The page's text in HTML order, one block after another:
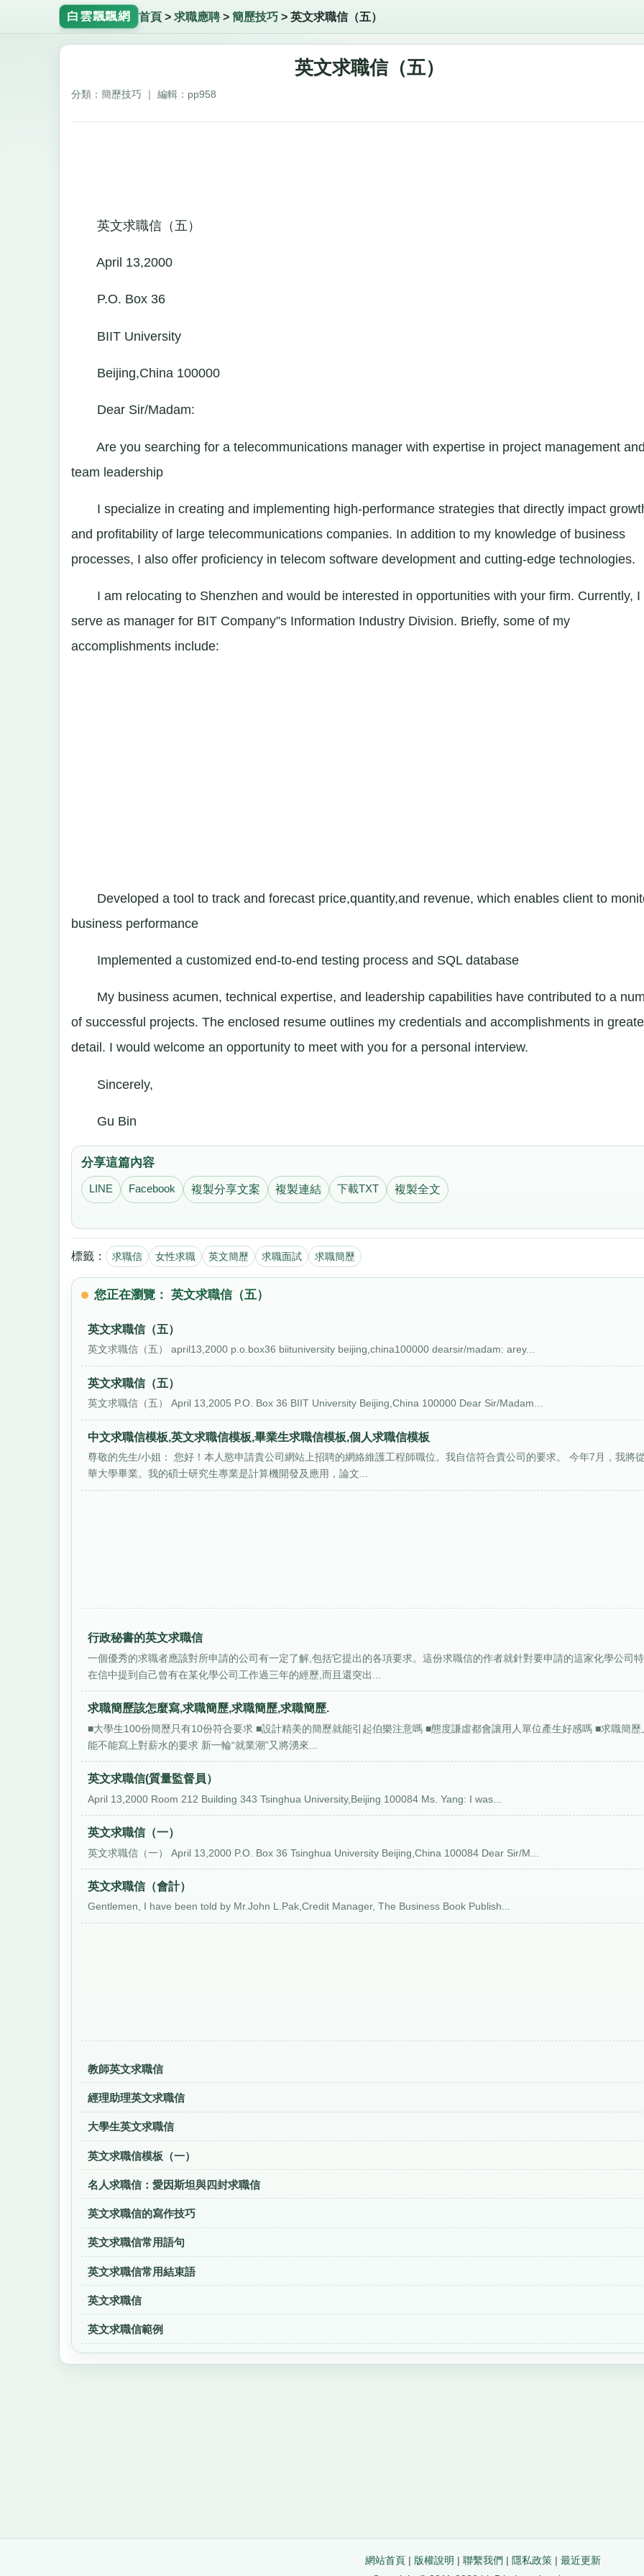
白雲飄飄網 首頁> 求職應聘> 簡歷技巧> 英文求職信（五）
英文求職信（五）
分類：簡歷技巧 ｜ 編輯：pp958
英文求職信（五）
April 13,2000
P.O. Box 36
BIIT University
Beijing,China 100000
Dear Sir/Madam:
Are you searching for a telecommunications manager with expertise in project management
team leadership
I specialize in creating and implementing high-performance strategies that directly impact
and profitability of large telecommunications companies. In addition to my knowledge of business
processes, I also offer proficiency in telecom software development and cutting-edge technologies.
I am relocating to Shenzhen and would be interested in opportunities with your firm. Currently, I
serve as manager for BIT Company”s Information Industry Division. Briefly, some of my
accomplishments include:
Developed a tool to track and forecast price,quantity,and revenue, which enables client to
business performance
Implemented a customized end-to-end testing process and SQL database
My business acumen, technical expertise, and leadership capabilities have contributed to a
of successful projects. The enclosed resume outlines my credentials and accomplishments in
detail. I would welcome an opportunity to meet with you for a personal interview.
Sincerely,
Gu Bin
分享這篇內容
LINE Facebook 複製分享文案 複製連結 下載TXT 複製全文
標籤： 求職信 女性求職 英文簡歷 求職面試 求職簡歷
您正在瀏覽： 英文求職信（五）
英文求職信（五）
英文求職信（五） april13,2000 p.o.box36 biituniversity beijing,china100000 dearsir/madam: arey...
英文求職信（五）
英文求職信（五） April 13,2005 P.O. Box 36 BIIT University Beijing,China 100000 Dear Sir/Madam...
中文求職信模板,英文求職信模板,畢業生求職信模板,個人求職信模板
尊敬的先生/小姐： 您好！本人慾申請貴公司網站上招聘的網絡維護工程師職位。我自信符合貴公司的要求。 今年7月，我將
華大學畢業。我的碩士研究生專業是計算機開發及應用，論文...
行政秘書的英文求職信
一個優秀的求職者應該對所申請的公司有一定了解,包括它提出的各項要求。這份求職信的作者就針對要申請的這家化學公司
在信中提到自己曾有在某化學公司工作過三年的經歷,而且還突出...
求職簡歷該怎麼寫,求職簡歷,求職簡歷,求職簡歷.
■大學生100份簡歷只有10份符合要求 ■設計精美的簡歷就能引起伯樂注意嗎 ■態度謙虛都會讓用人單位產生好感嗎 ■求職簡歷
能不能寫上對薪水的要求 新一輪“就業潮”又將湧來...
英文求職信(質量監督員）
April 13,2000 Room 212 Building 343 Tsinghua University,Beijing 100084 Ms. Yang: I was...
英文求職信（一）
英文求職信（一） April 13,2000 P.O. Box 36 Tsinghua University Beijing,China 100084 Dear Sir/M...
英文求職信（會計）
Gentlemen, I have been told by Mr.John L.Pak,Credit Manager, The Business Book Publish...
教師英文求職信
經理助理英文求職信
大學生英文求職信
英文求職信模板（一）
名人求職信：愛因斯坦與四封求職信
英文求職信的寫作技巧
英文求職信常用語句
英文求職信常用結束語
英文求職信
英文求職信範例
網站首頁 | 版權說明 | 聯繫我們 | 隱私政策 | 最近更新